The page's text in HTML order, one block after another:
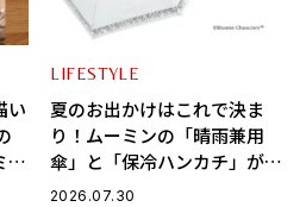
い
ン
LIFESTYLE
夏のお出かけはこれで決ま
り！ムーミンの「晴雨兼用
傘」と「保冷ハンカチ」が可
愛すぎ♡
2026.07.30